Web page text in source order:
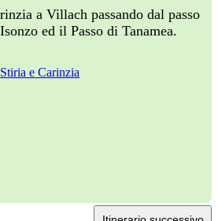
a Villach passando dal passo
ed il Passo di Tanamea.